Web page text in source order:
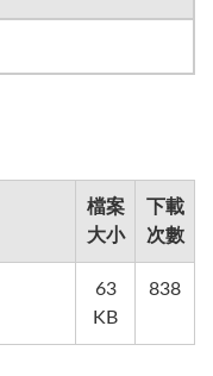
檔案
大小
下載
次數
63
KB
838